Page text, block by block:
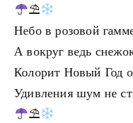
⛱
Небо в розовой
А вокруг ведь
Колорит Новый Год
Удивления шум не
⛱